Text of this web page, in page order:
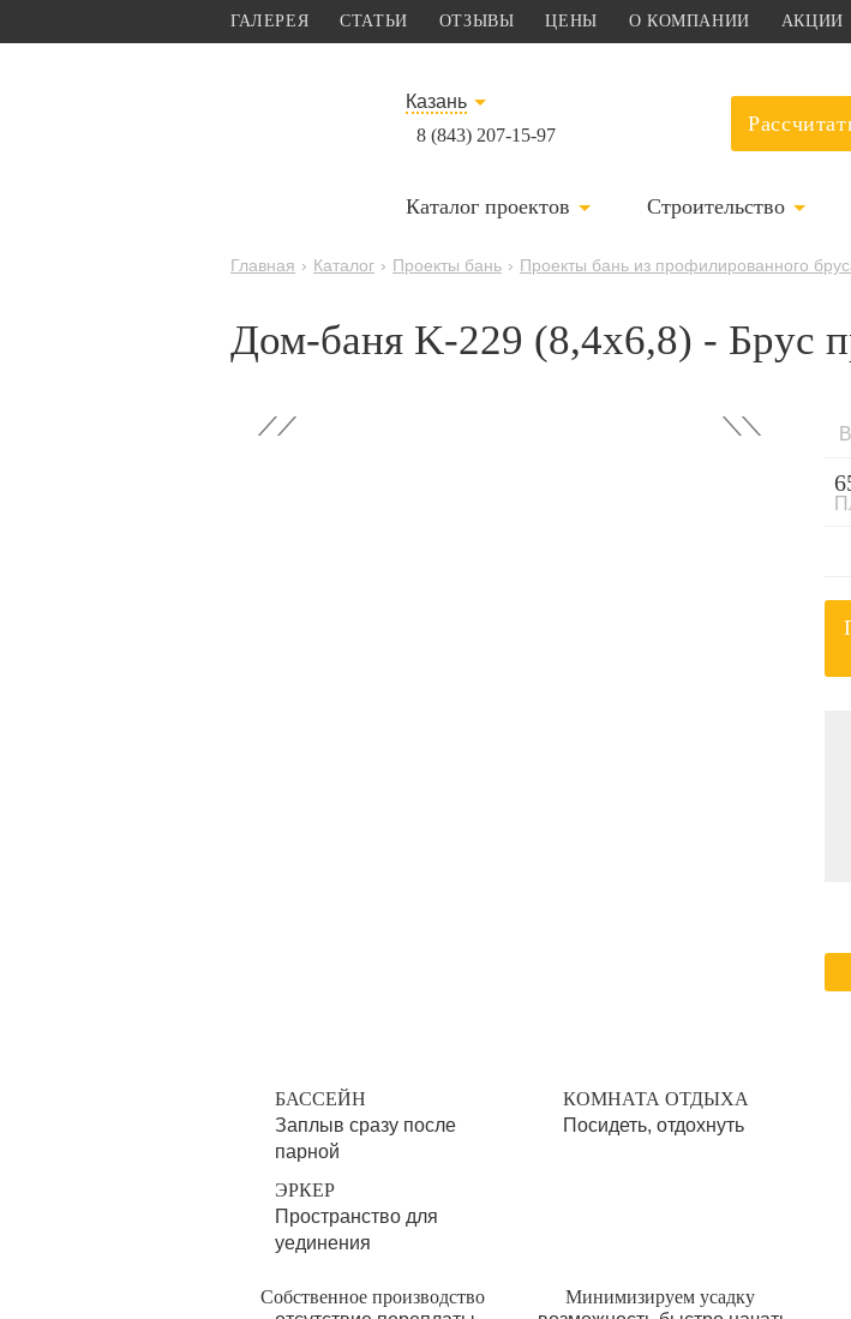
ГАЛЕРЕЯ СТАТЬИ ОТЗЫВЫ ЦЕНЫ О КОМПАНИИ АКЦИИ
Казань
8 (843) 207-15-97
Каталог проектов Строительство
Главная › Каталог › Проекты бань › Проекты бань из профилированного
Дом-баня K-229 (8,4x6,8) - Брус
‹ ›
БАССЕЙН
Заплыв сразу после
парной
КОМНАТА ОТДЫХА
Посидеть, отдохнуть
ЭРКЕР
Пространство для
уединения
Собственное производство
Минимизируем усадку